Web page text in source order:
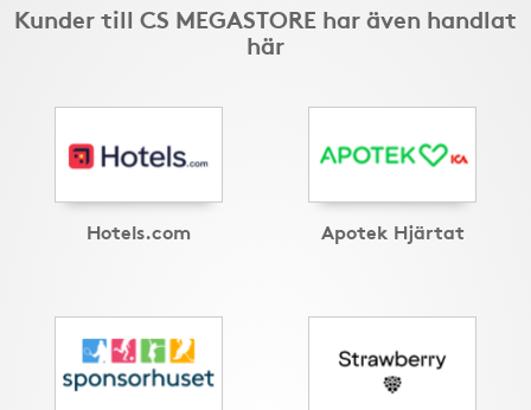
Kunder till CS MEGASTORE har även handlat
här
Hotels.com Apotek Hjärtat